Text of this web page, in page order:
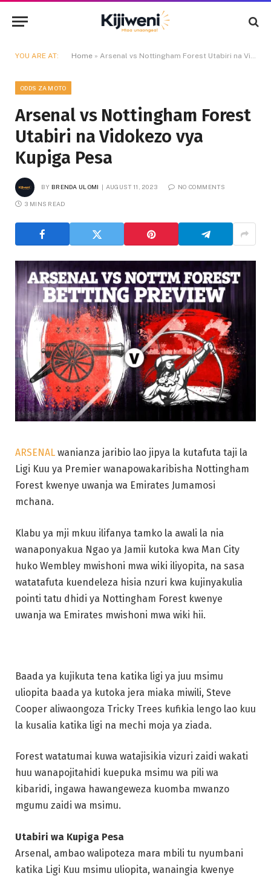
YOU ARE AT: Home » Arsenal vs Nottingham Forest Utabiri na Vidokezo vya Kupiga Pesa
ODDS ZA MOTO
Arsenal vs Nottingham Forest
Utabiri na Vidokezo vya
Kupiga Pesa
BY BRENDA ULOMI AUGUST 11, 2023 NO COMMENTS
3 MINS READ
ARSENAL wanianza jaribio lao jipya la kutafuta taji la
Ligi Kuu ya Premier wanapowakaribisha Nottingham
Forest kwenye uwanja wa Emirates Jumamosi
mchana.
Klabu ya mji mkuu ilifanya tamko la awali la nia
wanaponyakua Ngao ya Jamii kutoka kwa Man City
huko Wembley mwishoni mwa wiki iliyopita, na sasa
watatafuta kuendeleza hisia nzuri kwa kujinyakulia
pointi tatu dhidi ya Nottingham Forest kwenye
uwanja wa Emirates mwishoni mwa wiki hii.
Baada ya kujikuta tena katika ligi ya juu msimu
uliopita baada ya kutoka jera miaka miwili, Steve
Cooper aliwaongoza Tricky Trees kufikia lengo lao kuu
la kusalia katika ligi na mechi moja ya ziada.
Forest watatumai kuwa watajisikia vizuri zaidi wakati
huu wanapojitahidi kuepuka msimu wa pili wa
kibaridi, ingawa hawangeweza kuomba mwanzo
mgumu zaidi wa msimu.
Utabiri wa Kupiga Pesa
Arsenal, ambao walipoteza mara mbili tu nyumbani
katika Ligi Kuu msimu uliopita, wanaingia kwenye